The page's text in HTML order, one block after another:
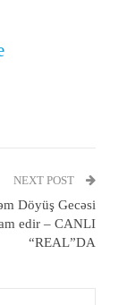
NEXT POST
Döyüş Gecəsi
edir – CANLI
“REAL”DA